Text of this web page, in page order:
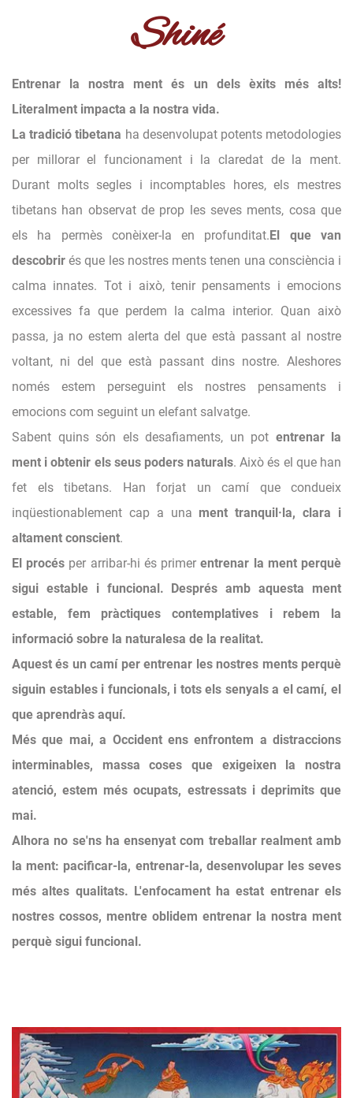
Shiné
Entrenar la nostra ment és un dels èxits més alts!
Literalment impacta a la nostra vida.
La tradició tibetana ha desenvolupat potents metodologies
per millorar el funcionament i la claredat de la ment.
Durant molts segles i incomptables hores, els mestres
tibetans han observat de prop les seves ments, cosa que
els ha permès conèixer-la en profunditat.El que van
descobrir és que les nostres ments tenen una consciència i
calma innates. Tot i això, tenir pensaments i emocions
excessives fa que perdem la calma interior. Quan això
passa, ja no estem alerta del que està passant al nostre
voltant, ni del que està passant dins nostre. Aleshores
només estem perseguint els nostres pensaments i
emocions com seguint un elefant salvatge.
Sabent quins són els desafiaments, un pot entrenar la
ment i obtenir els seus poders naturals. Això és el que han
fet els tibetans. Han forjat un camí que condueix
inqüestionablement cap a una ment tranquil·la, clara i
altament conscient.
El procés per arribar-hi és primerentrenar la mentperquè
sigui estable i funcional. Després amb aquesta ment
estable, fem pràctiques contemplatives i rebem la
informació sobre la naturalesa de la realitat.
Aquest és un camí per entrenar les nostres mentsperquè
siguin estables i funcionals, i tots els senyals a el camí, el
que aprendràs aquí.
Més que mai, a Occident ens enfrontem a distraccions
interminables, massa coses que exigeixen la nostra
atenció, estem més ocupats, estressats i deprimits que
mai.
Alhora no se'ns ha ensenyat com treballar realment amb
la ment: pacificar-la, entrenar-la, desenvolupar les seves
més altes qualitats. L'enfocament ha estat entrenar els
nostres cossos, mentre oblidem entrenar la nostra ment
perquè sigui funcional.